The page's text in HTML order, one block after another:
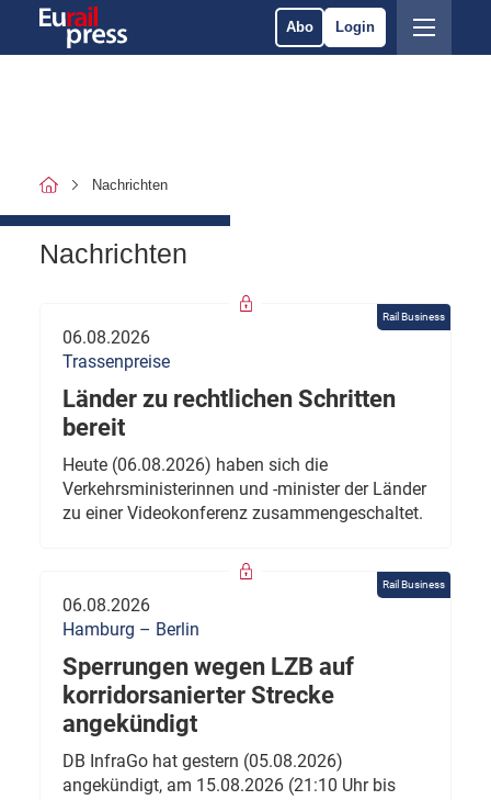
Abo Login
Nachrichten
Nachrichten
Rail Business
06.08.2026
Trassenpreise
Länder zu rechtlichen Schritten
bereit
Heute (06.08.2026) haben sich die
Verkehrsministerinnen und -minister der Länder
zu einer Videokonferenz zusammengeschaltet.
Rail Business
06.08.2026
Hamburg – Berlin
Sperrungen wegen LZB auf
korridorsanierter Strecke
angekündigt
DB InfraGo hat gestern (05.08.2026)
angekündigt, am 15.08.2026 (21:10 Uhr bis